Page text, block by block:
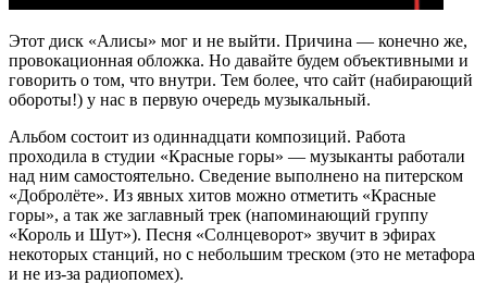
Этот диск «Алисы» мог и не выйти. Причина — конечно же,
провокационная обложка. Но давайте будем объективными и
говорить о том, что внутри. Тем более, что сайт (набирающий
обороты!) у нас в первую очередь музыкальный.
Альбом состоит из одиннадцати композиций. Работа
проходила в студии «Красные горы» — музыканты работали
над ним самостоятельно. Сведение выполнено на питерском
«Добролёте». Из явных хитов можно отметить «Красные
горы», а так же заглавный трек (напоминающий группу
«Король и Шут»). Песня «Солнцеворот» звучит в эфирах
некоторых станций, но с небольшим треском (это не метафора
и не из-за радиопомех).